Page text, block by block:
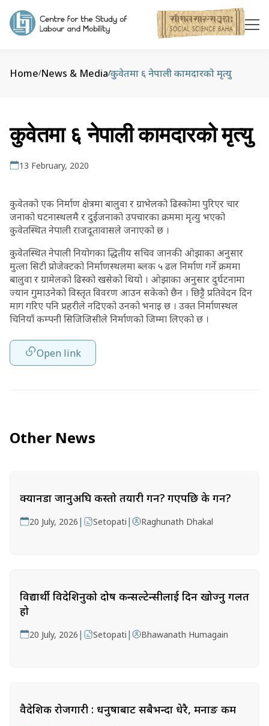
Home/News & Media/कुवेतमा ६ नेपाली कामदारको मृत्यु
कुवेतमा ६ नेपाली कामदारको मृत्यु
13 February, 2020
कुवेतको एक निर्माण क्षेत्रमा बालुवा र ग्राभेलको ढिस्कोमा पुरिएर चार
जनाको घटनास्थलमै र दुईजनाको उपचारका क्रममा मृत्यु भएको
कुवेतस्थित नेपाली राजदूतावासले जनाएको छ ।
कुवेतस्थित नेपाली नियोगका द्धितीय सचिव जानकी ओझाका अनुसार
मुत्ला सिटी प्रोजेक्टको निर्माणस्थलमा ब्लक ५ ढल निर्माण गर्ने क्रममा
बालुवा र ग्रामेलको ढिस्को खसेको थियो । ओझाका अनुसार दुर्घटनामा
ज्यान गुमाउनेको विस्तृत विवरण आउन सकेको छैन । छिट्टै प्रतिवेदन दिन
माग गरिए पनि प्रहरीले नदिएको उनको भनाइ छ । उक्त निर्माणस्थल
चिनियाँ कम्पनी सिजिजिसीले निर्माणको जिम्मा लिएको छ ।
Open link
Other News
क्यानडा जानुअघि कस्तो तयारी गर्ने? गएपछि के गर्ने?
20 July, 2026 | Setopati | Raghunath Dhakal
विद्यार्थी विदेशिनुको दोष कन्सल्टेन्सीलाई दिन खोज्नु गलत
हो
20 July, 2026 | Setopati | Bhawanath Humagain
वैदेशिक रोजगारी : धनुषाबाट सबैभन्दा धेरै, मनाङ कम